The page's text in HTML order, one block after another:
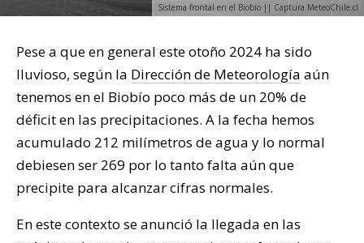
Sistema frontal en el Biobío || Captura MeteoChile.cl
Pese a que en general este otoño 2024 ha sido
lluvioso, según la Dirección de Meteorología aún
tenemos en el Biobío poco más de un 20% de
déficit en las precipitaciones. A la fecha hemos
acumulado 212 milímetros de agua y lo normal
debiesen ser 269 por lo tanto falta aún que
precipite para alcanzar cifras normales.
En este contexto se anunció la llegada en las